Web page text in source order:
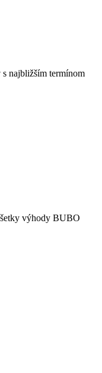
najbližším termínom
výhody BUBO